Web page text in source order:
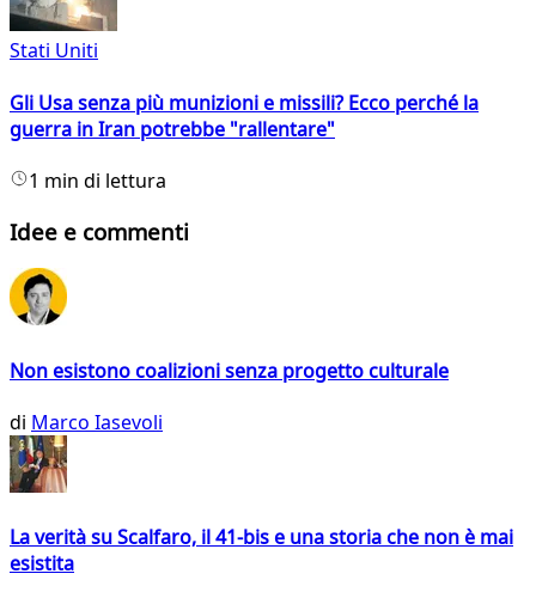
Stati Uniti
Gli Usa senza più munizioni e missili? Ecco perché la
guerra in Iran potrebbe "rallentare"
1 min di lettura
Idee e commenti
Non esistono coalizioni senza progetto culturale
di Marco Iasevoli
La verità su Scalfaro, il 41-bis e una storia che non è mai
esistita